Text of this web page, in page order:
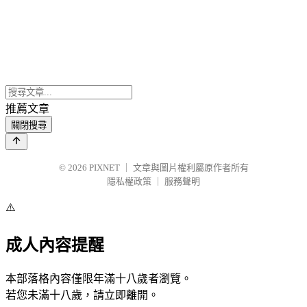
推薦文章
關閉搜尋
© 2026 PIXNET
文章與圖片權利屬原作者所有
隱私權政策
服務聲明
⚠️
成人內容提醒
本部落格內容僅限年滿十八歲者瀏覽。
若您未滿十八歲，請立即離開。